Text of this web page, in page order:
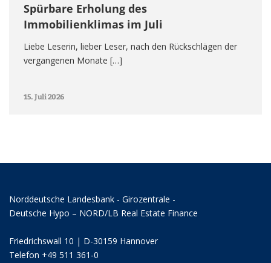
Spürbare Erholung des
Immobilienklimas im Juli
Liebe Leserin, lieber Leser, nach den Rückschlägen der
vergangenen Monate […]
15. Juli 2026
Norddeutsche Landesbank - Girozentrale -
Deutsche Hypo – NORD/LB Real Estate Finance
Friedrichswall 10 | D-30159 Hannover
Telefon +49 511 361-0